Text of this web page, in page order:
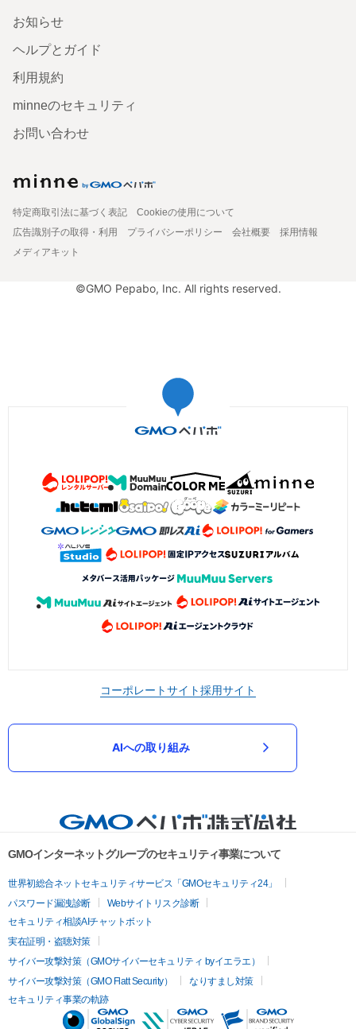
お知らせ
ヘルプとガイド
利用規約
minneのセキュリティ
お問い合わせ
特定商取引法に基づく表記
Cookieの使用について
広告識別子の取得・利用
プライバシーポリシー 会社概要
採用情報
メディアキット
©GMO Pepabo, Inc. All rights reserved.
コーポレートサイト採用サイト
AIへの取り組み
GMOインターネットグループのセキュリティ事業について
世界初総合ネットセキュリティサービス「GMOセキュリティ24」
パスワード漏洩診断
Webサイトリスク診断
セキュリティ相談AIチャットボット
実在証明・盗聴対策
サイバー攻撃対策（GMOサイバーセキュリティ byイエラエ）
サイバー攻撃対策（GMO Flatt Security）
なりすまし対策
セキュリティ事業の軌跡